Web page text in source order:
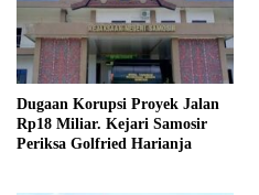
Dugaan Korupsi Proyek Jalan
Rp18 Miliar. Kejari Samosir
Periksa Golfried Harianja